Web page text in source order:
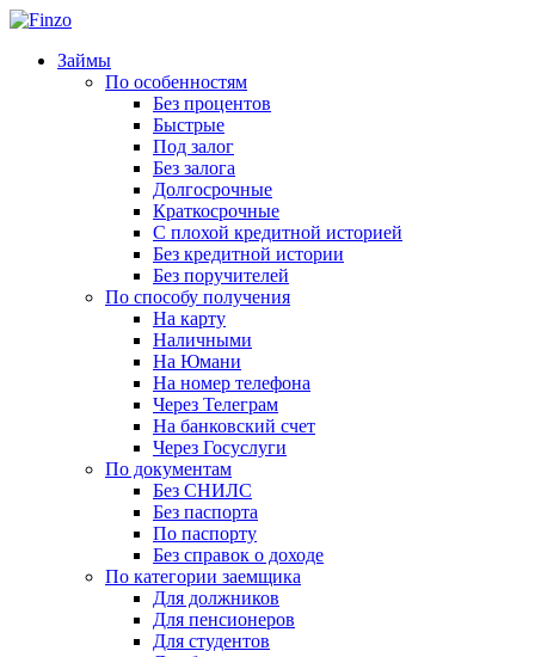
Займы
По особенностям
Без процентов
Быстрые
Под залог
Без залога
Долгосрочные
Краткосрочные
С плохой кредитной историей
Без кредитной истории
Без поручителей
По способу получения
На карту
Наличными
На Юмани
На номер телефона
Через Телеграм
На банковский счет
Через Госуслуги
По документам
Без СНИЛС
Без паспорта
По паспорту
Без справок о доходе
По категории заемщика
Для должников
Для пенсионеров
Для студентов